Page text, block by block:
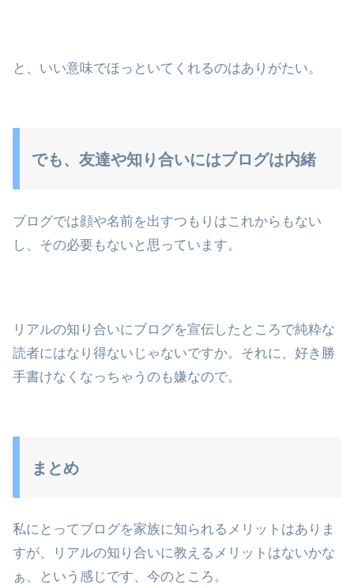
と、いい意味でほっといてくれるのはありがたい。
でも、友達や知り合いにはブログは内緒
ブログでは顔や名前を出すつもりはこれからもない
し、その必要もないと思っています。
リアルの知り合いにブログを宣伝したところで純粋な
読者にはなり得ないじゃないですか。それに、好き勝
手書けなくなっちゃうのも嫌なので。
まとめ
私にとってブログを家族に知られるメリットはありま
すが、リアルの知り合いに教えるメリットはないかな
ぁ、という感じです、今のところ。